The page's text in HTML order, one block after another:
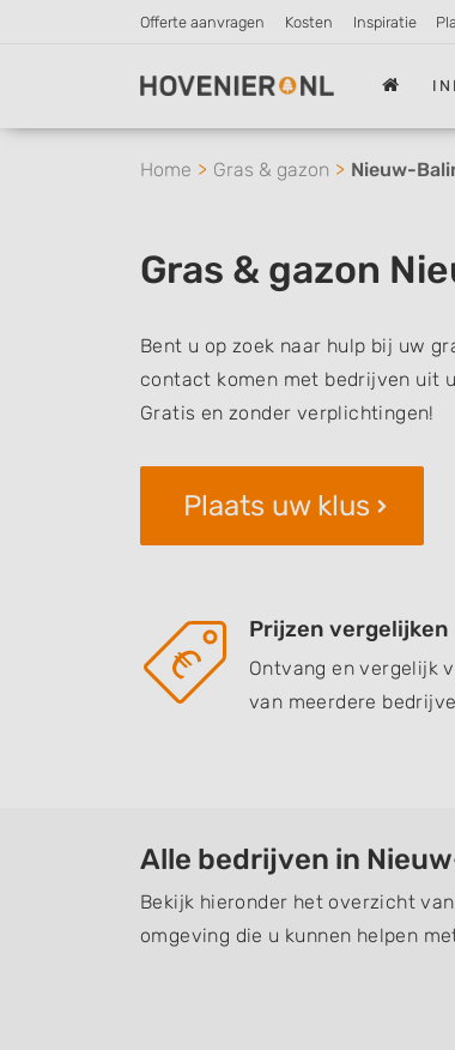
Offerte aanvragen Kosten Inspiratie
Home Gras & gazon Nieuw-
Gras & gazon
Bent u op zoek naar hulp bij uw
contact komen met bedrijven uit
Gratis en zonder verplichtingen!
Plaats uw klus
Prijzen vergelijken
Ontvang en vergelijk
van meerdere
Alle bedrijven in
Bekijk hieronder het overzicht
omgeving die u kunnen helpen